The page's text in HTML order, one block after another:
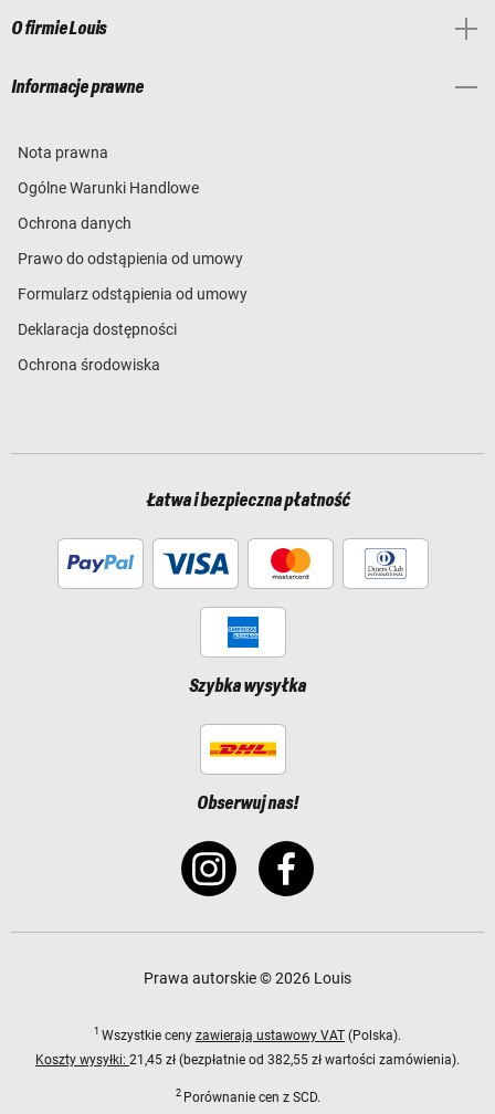
O firmie Louis
Informacje prawne
Nota prawna
Ogólne Warunki Handlowe
Ochrona danych
Prawo do odstąpienia od umowy
Formularz odstąpienia od umowy
Deklaracja dostępności
Ochrona środowiska
Łatwa i bezpieczna płatność
Szybka wysyłka
Obserwuj nas!
Prawa autorskie © 2026 Louis
1 Wszystkie ceny zawierają ustawowy VAT (Polska).
Koszty wysyłki: 21,45 zł (bezpłatnie od 382,55 zł wartości zamówienia).
2 Porównanie cen z SCD.